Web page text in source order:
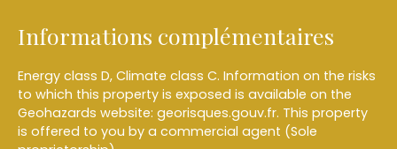
Informations complémentaires
Energy class D, Climate class C. Information on the risks
to which this property is exposed is available on the
Geohazards website: georisques.gouv.fr. This property
is offered to you by a commercial agent (Sole